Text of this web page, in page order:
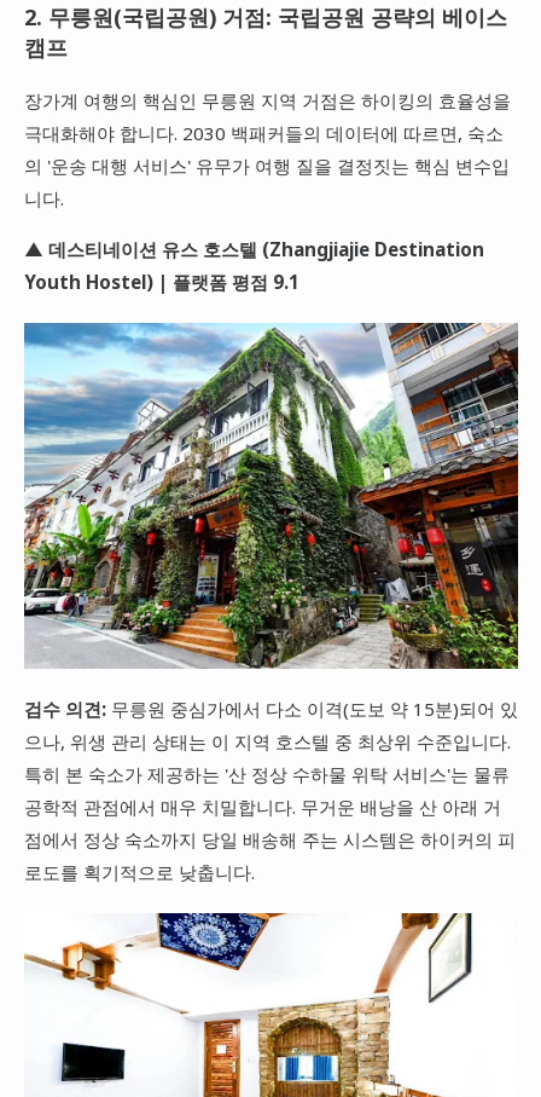
2. 무릉원(국립공원) 거점: 국립공원 공략의 베이스
캠프
장가계 여행의 핵심인 무릉원 지역 거점은 하이킹의 효율성을
극대화해야 합니다. 2030 백패커들의 데이터에 따르면, 숙소
의 '운송 대행 서비스' 유무가 여행 질을 결정짓는 핵심 변수입
니다.
▲ 데스티네이션 유스 호스텔 (Zhangjiajie Destination
Youth Hostel) | 플랫폼 평점 9.1
검수 의견:무릉원 중심가에서 다소 이격(도보 약 15분)되어 있
으나, 위생 관리 상태는 이 지역 호스텔 중 최상위 수준입니다.
특히 본 숙소가 제공하는 '산 정상 수하물 위탁 서비스'는 물류
공학적 관점에서 매우 치밀합니다. 무거운 배낭을 산 아래 거
점에서 정상 숙소까지 당일 배송해 주는 시스템은 하이커의 피
로도를 획기적으로 낮춥니다.